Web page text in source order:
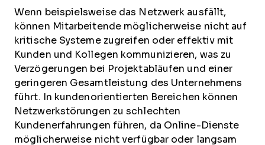
Wenn beispielsweise das Netzwerk ausfällt,
können Mitarbeitende möglicherweise nicht auf
kritische Systeme zugreifen oder effektiv mit
Kunden und Kollegen kommunizieren, was zu
Verzögerungen bei Projektabläufen und einer
geringeren Gesamtleistung des Unternehmens
führt. In kundenorientierten Bereichen können
Netzwerkstörungen zu schlechten
Kundenerfahrungen führen, da Online-Dienste
möglicherweise nicht verfügbar oder langsam